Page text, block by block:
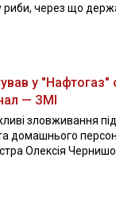
риби, через що
у "Нафтогаз"
— ЗМІ
зловживання
домашнього
Олексія